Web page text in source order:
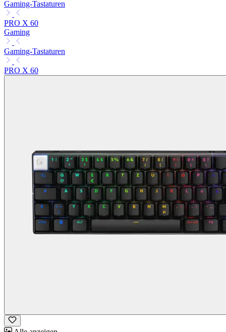
Gaming-Tastaturen
PRO X 60
Gaming
Gaming-Tastaturen
PRO X 60